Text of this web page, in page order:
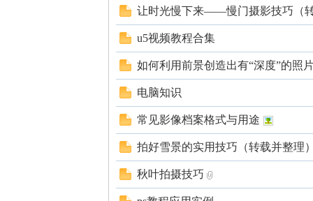
让时光慢下来——慢门摄影技巧（
u5视频教程合集
如何利用前景创造出有“深度”的照
电脑知识
常见影像档案格式与用途
拍好雪景的实用技巧（转载并整理
秋叶拍摄技巧